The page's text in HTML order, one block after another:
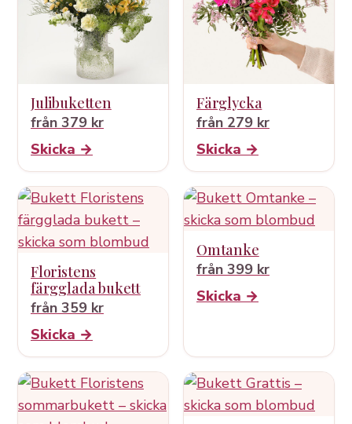
Julibuketten
från 379 kr
Skicka →
Färglycka
från 279 kr
Skicka →
Floristens
färgglada bukett
från 359 kr
Skicka →
Omtanke
från 399 kr
Skicka →